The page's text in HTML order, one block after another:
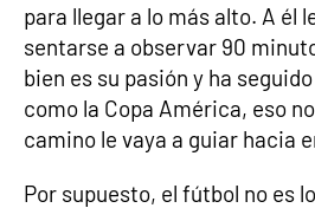
para llegar a lo más alto. A él
sentarse a observar 90
bien es su pasión y ha
como la Copa América, eso
camino le vaya a guiar hacia
Por supuesto, el fútbol no es